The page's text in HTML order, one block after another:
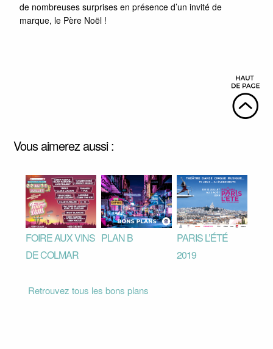
de nombreuses surprises en présence d’un invité de
marque, le Père Noël !
Vous aimerez aussi :
FOIRE AUX VINS
DE COLMAR
PLAN B
PARIS L’ÉTÉ
2019
Retrouvez tous les bons plans